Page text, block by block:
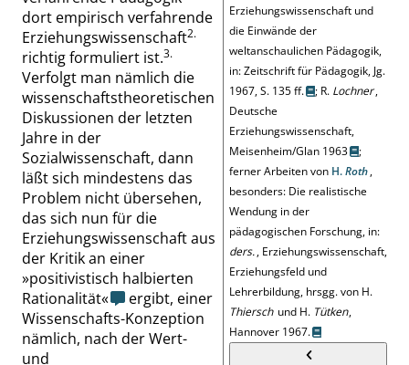
Erziehungswissenschaft und
die Einwände der
weltanschaulichen Pädagogik,
in: Zeitschrift für Pädagogik, Jg.
1967, S. 135 ff.
; R. Lochner,
Deutsche
Erziehungswissenschaft,
Meisenheim/Glan 1963
;
ferner Arbeiten von H.Roth,
besonders: Die realistische
Wendung in der
pädagogischen Forschung, in:
ders., Erziehungswissenschaft,
Erziehungsfeld und
Lehrerbildung, hrsgg. von H.
Thiersch und H. Tütken,
Hannover 1967.
dort empirisch verfahrende
Erziehungswissenschaft2.
richtig formuliert ist.3.
Verfolgt man nämlich die
wissenschaftstheoretischen
Diskussionen der letzten
Jahre in der
Sozialwissenschaft, dann
läßt sich mindestens das
Problem nicht übersehen,
das sich nun für die
Erziehungswissenschaft aus
der Kritik an einer
»positivistisch halbierten
Rationalität«
ergibt, einer
Wissenschafts-Konzeption
nämlich, nach der Wert-
und